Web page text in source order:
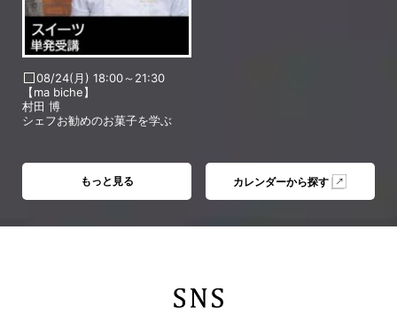
08/24(月) 18:00～21:30
【ma biche】
村田 博
シェフお勧めのお菓子を学ぶ
もっと見る カレンダーから探す